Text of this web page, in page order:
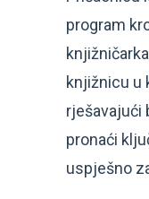
program
knjižnicu u
rješavajući
pronaći
uspješno